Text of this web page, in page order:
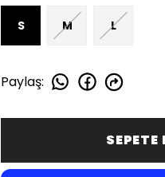
S M L
Paylaş:
SEPETE